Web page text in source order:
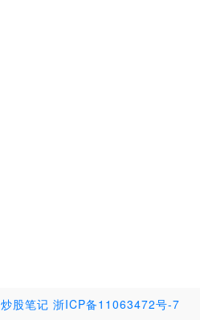
炒股笔记 浙ICP备11063472号-7